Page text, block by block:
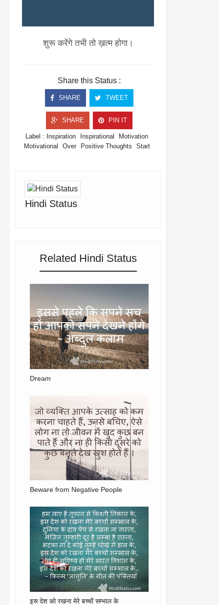
शुरू करेंगे तभी तो ख़त्म होगा।
Share this Status :
SHARE TWEET
SHARE PIN IT
Label : Inspiration Inspirational
Motivation
Motivational
Over Positive Thoughts Start
Hindi Status
Related Hindi Status
Dream
Beware from Negative People
इस देश को रखना मेरे बच्चों सम्भाल के